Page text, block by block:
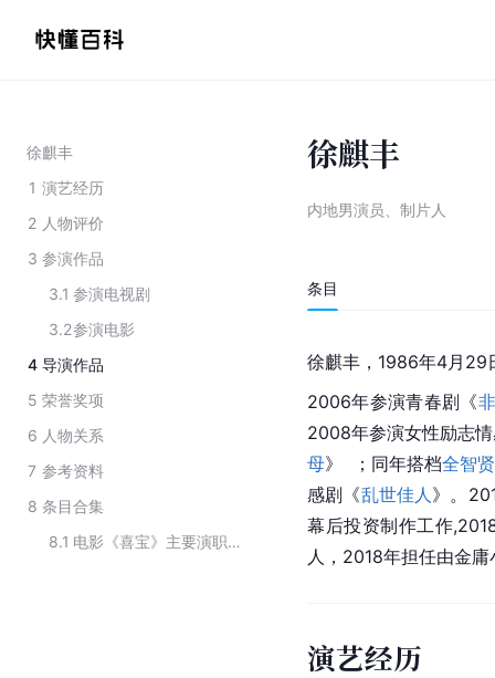
徐麒丰
1 演艺经历
2 人物评价
3 参演作品
3.1 参演电视剧
3.2参演电影
4 导演作品
5 荣誉奖项
6 人物关系
7 参考资料
8 条目合集
8.1
电影《喜宝》主要演职员
徐麒丰
内地男演员、制片人
条目
徐麒丰，1986年4月29
2006年参演青春剧《
2008年参演女性励志
母》  ；同年搭档全智贤
感剧《乱世佳人 》。
幕后投资制作工作
人，2018年担任由金
演艺经历